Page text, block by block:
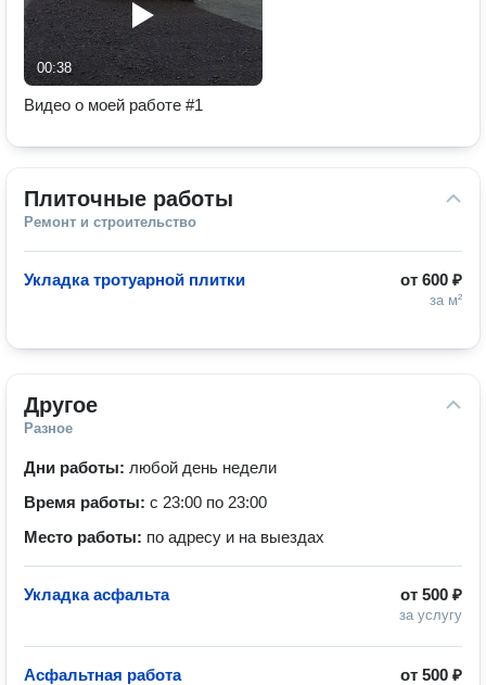
00:38
Видео о моей работе #1
Плиточные работы
Ремонт и строительство
от 600 ₽
за м²
Укладка тротуарной плитки
Другое
Разное
Дни работы: любой день недели
Время работы: с 23:00 по 23:00
Место работы: по адресу и на выездах
от 500 ₽
за услугу
Укладка асфальта
от 500 ₽
Асфальтная работа